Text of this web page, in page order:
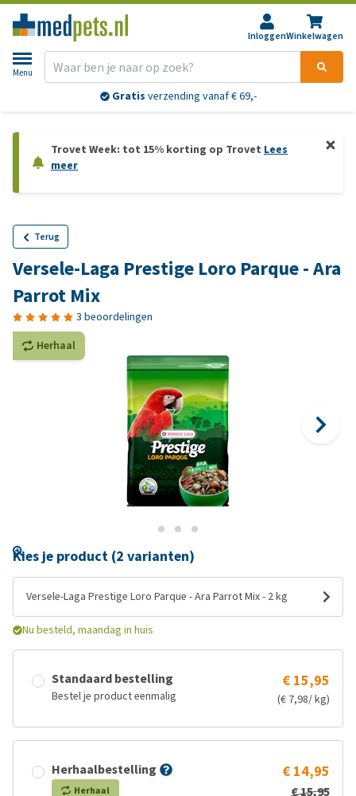
InloggenWinkelwagen
Menu
Gratis verzending vanaf € 69,-
Trovet Week: tot 15% korting op Trovet Lees
meer
Terug
Versele-Laga Prestige Loro Parque - Ara
Parrot Mix
3 beoordelingen
Herhaal
Kies je product (2 varianten)
Versele-Laga Prestige Loro Parque - Ara Parrot Mix - 2 kg
Nu besteld, maandag in huis
Standaard bestelling
Bestel je product eenmalig
€ 15,95
(€ 7,98/ kg)
Herhaalbestelling
Herhaal
€ 14,95
€ 15,95